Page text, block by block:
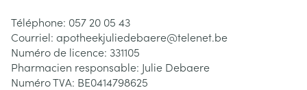
Téléphone: 057 20 05 43
Courriel: apotheekjuliedebaere@telenet.be
Numéro de licence: 331105
Pharmacien responsable: Julie Debaere
Numéro TVA: BE0414798625